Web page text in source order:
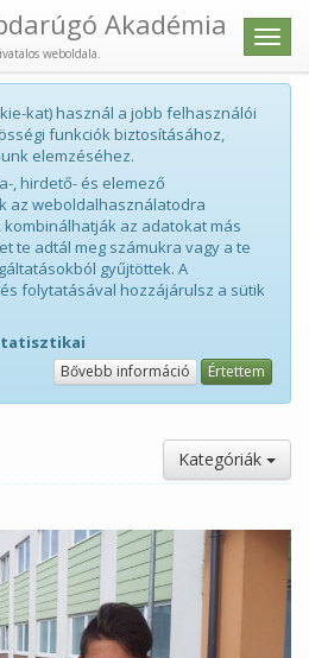
Menü
Akadémia
weboldala.
kat) használ a jobb felhasználói
funkciók biztosításához,
elemzéséhez.
, hirdető- és elemező
az weboldalhasználatodra
az adatokat más
te adtál meg számukra vagy a te
gyűjtöttek. A
folytatásával hozzájárulsz a sütik
Bővebb információ Értettem
Kategóriák